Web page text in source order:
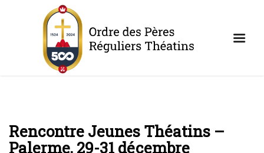
Rencontre Jeunes Théatins –
Palerme, 29-31 décembre